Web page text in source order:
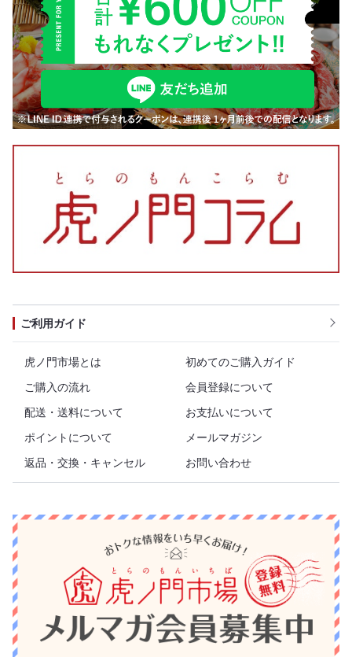
ご利用ガイド
虎ノ門市場とは
初めてのご購入ガイド
ご購入の流れ
会員登録について
配送・送料について
お支払いについて
ポイントについて
メールマガジン
返品・交換・キャンセル
お問い合わせ